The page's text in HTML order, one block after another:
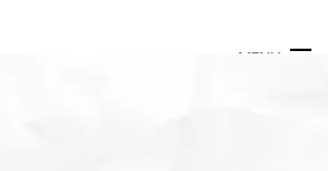
MENU